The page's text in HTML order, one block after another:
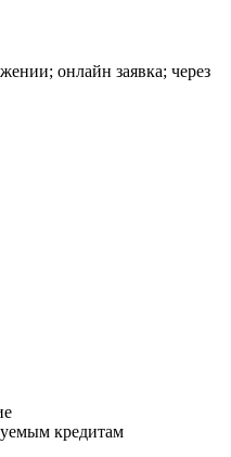
онлайн заявка; через
кредитам